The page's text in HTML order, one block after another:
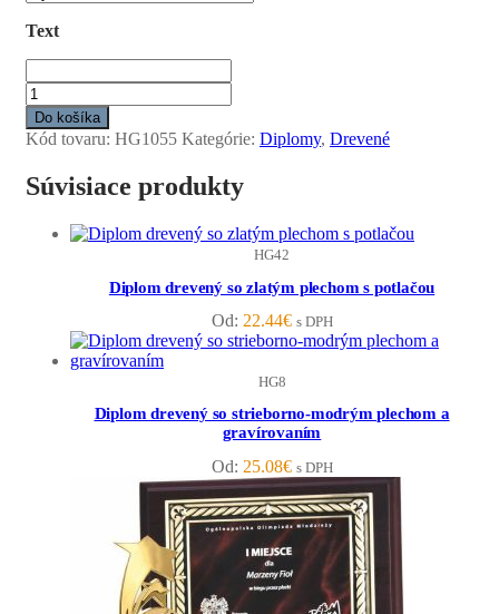
Text
množstvo
Diplom
drevený,
zlato-
-
Do košíka
Kód tovaru: HG1055 Kategórie: Diplomy, Drevené
Súvisiace produkty
HG42
Diplom drevený so zlatým plechom s potlačou
Od: 22.44€ s DPH
HG8
Diplom drevený so strieborno-modrým plechom a
gravírovaním
Od: 25.08€ s DPH